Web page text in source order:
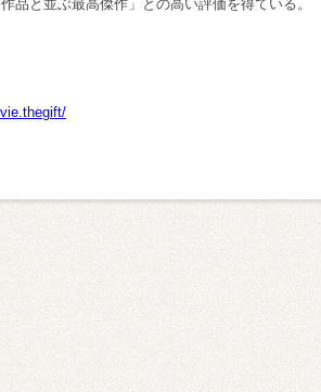
品と並ぶ最高傑作」との高い評価を得ている。